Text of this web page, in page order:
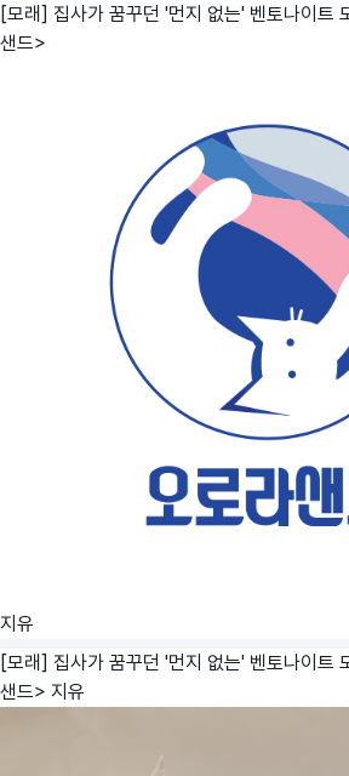
[모래] 집사가 꿈꾸던 '먼지 없는' 벤토나이트
샌드>
지유
[모래] 집사가 꿈꾸던 '먼지 없는' 벤토나이트
샌드> 지유